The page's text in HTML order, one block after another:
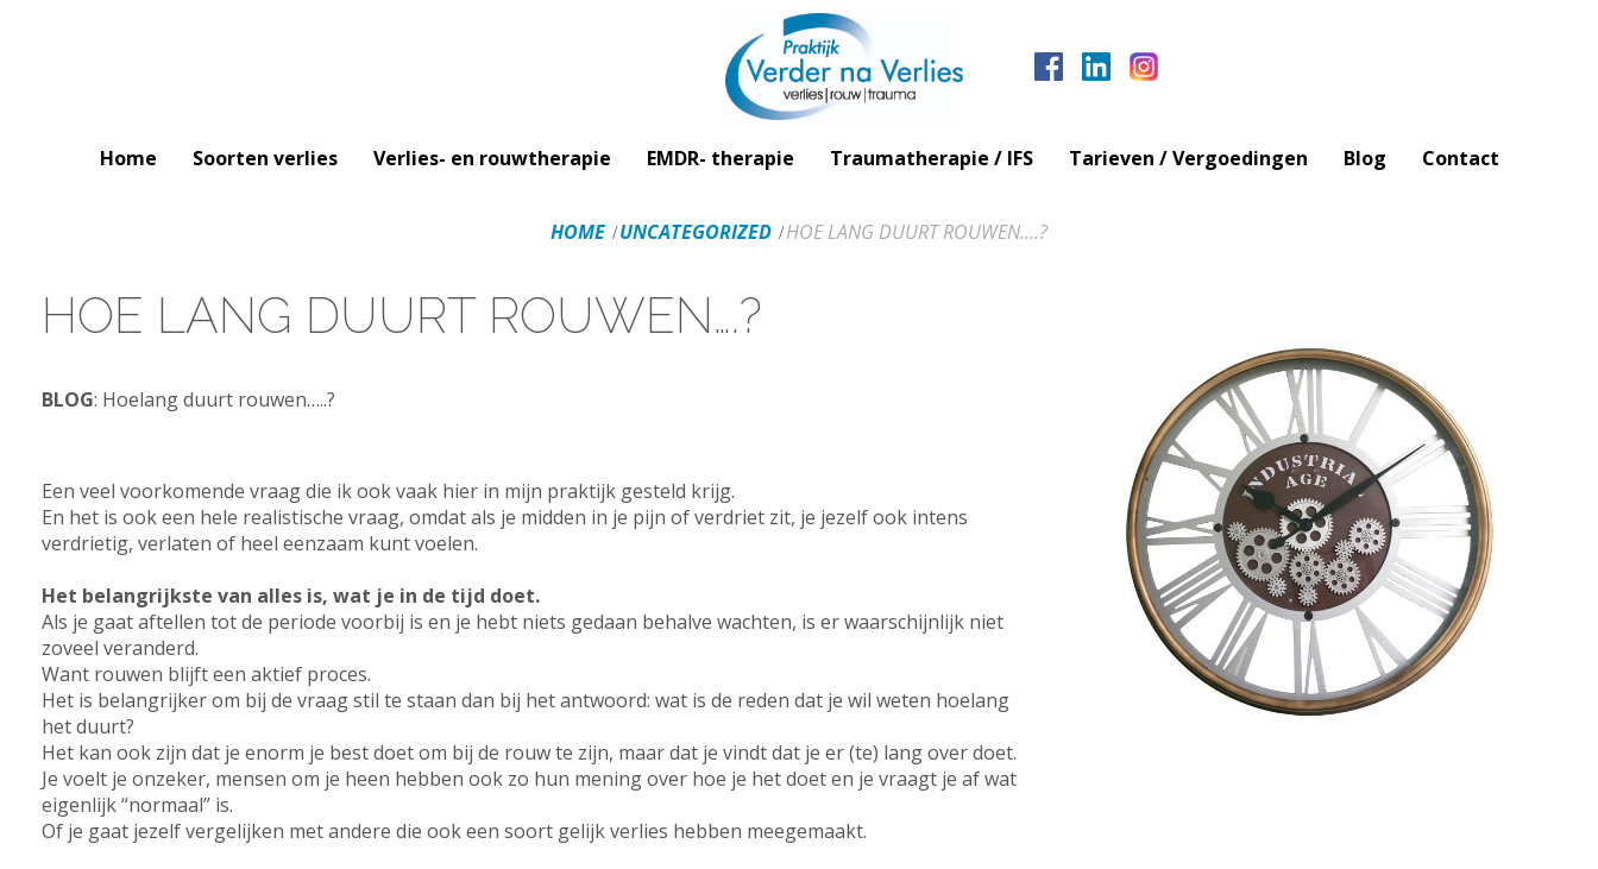
Home Soorten verlies Verlies- en rouwtherapie EMDR- therapie Traumatherapie / IFS Tarieven / Vergoedingen Blog Contact
HOME UNCATEGORIZED HOE LANG DUURT ROUWEN….?
HOE LANG DUURT ROUWEN….?
BLOG: Hoelang duurt rouwen…..?
Een veel voorkomende vraag die ik ook vaak hier in mijn praktijk gesteld krijg.
En het is ook een hele realistische vraag, omdat als je midden in je pijn of verdriet zit, je jezelf ook intens
verdrietig, verlaten of heel eenzaam kunt voelen.
Het belangrijkste van alles is, wat je in de tijd doet.
Als je gaat aftellen tot de periode voorbij is en je hebt niets gedaan behalve wachten, is er waarschijnlijk niet
zoveel veranderd.
Want rouwen blijft een aktief proces.
Het is belangrijker om bij de vraag stil te staan dan bij het antwoord: wat is de reden dat je wil weten hoelang
het duurt?
Het kan ook zijn dat je enorm je best doet om bij de rouw te zijn, maar dat je vindt dat je er (te) lang over doet.
Je voelt je onzeker, mensen om je heen hebben ook zo hun mening over hoe je het doet en je vraagt je af wat
eigenlijk “normaal” is.
Of je gaat jezelf vergelijken met andere die ook een soort gelijk verlies hebben meegemaakt.